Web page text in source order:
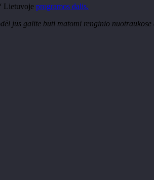
Lietuvoje programos dalis.
jūs galite būti matomi renginio